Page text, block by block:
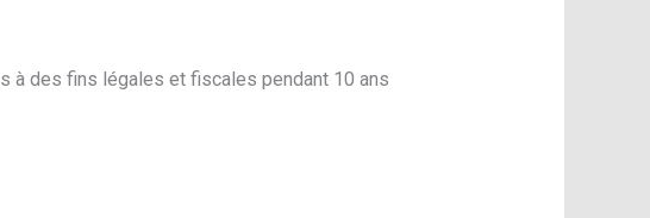
à des fins légales et fiscales pendant 10 ans